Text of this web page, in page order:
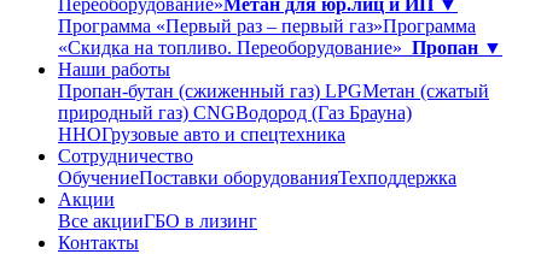
Переоборудование»Метан для юр.лиц и ИП ▼
Программа «Первый раз – первый газ»Программа
«Скидка на топливо. Переоборудование» Пропан ▼
Наши работы
Пропан-бутан (сжиженный газ) LPGМетан (сжатый
природный газ) CNGВодород (Газ Брауна)
ННОГрузовые авто и спецтехника
Сотрудничество
ОбучениеПоставки оборудованияТехподдержка
Акции
Все акцииГБО в лизинг
Контакты